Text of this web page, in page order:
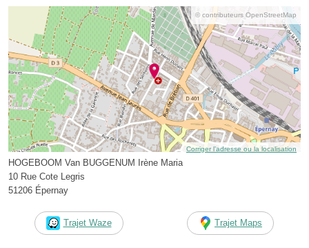
© contributeurs OpenStreetMap
Corriger l’adresse ou la localisation
HOGEBOOM Van BUGGENUM Irène Maria
10 Rue Cote Legris
51206 Épernay
Trajet Waze Trajet Maps